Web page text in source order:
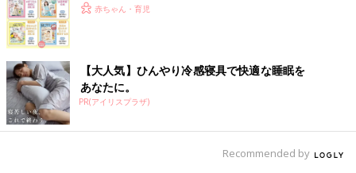
赤ちゃん・育児
【大人気】ひんやり冷感寝具で快適な睡眠を
あなたに。
PR(アイリスプラザ)
Recommended by